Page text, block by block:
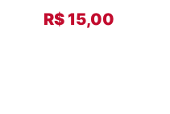
R$ 15,00